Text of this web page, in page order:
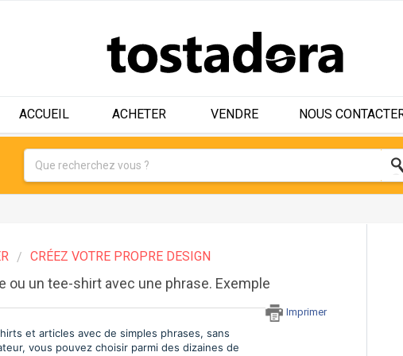
ACCUEIL ACHETER VENDRE NOUS
CRÉEZ VOTRE PROPRE DESIGN
ou un tee-shirt avec une phrase. Exemple
Imprimer
et articles avec de simples phrases, sans
vous pouvez choisir parmi des dizaines de